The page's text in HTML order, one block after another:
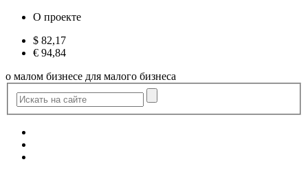
О проекте
$ 82,17
€ 94,84
о малом бизнесе для малого бизнеса